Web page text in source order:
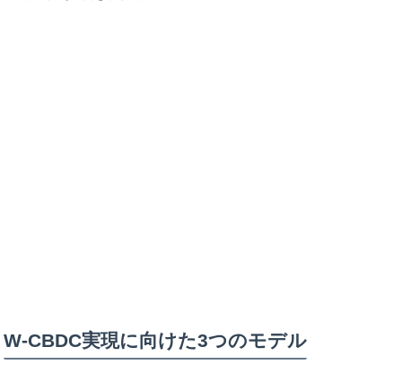
W-CBDC実現に向けた3つのモデル